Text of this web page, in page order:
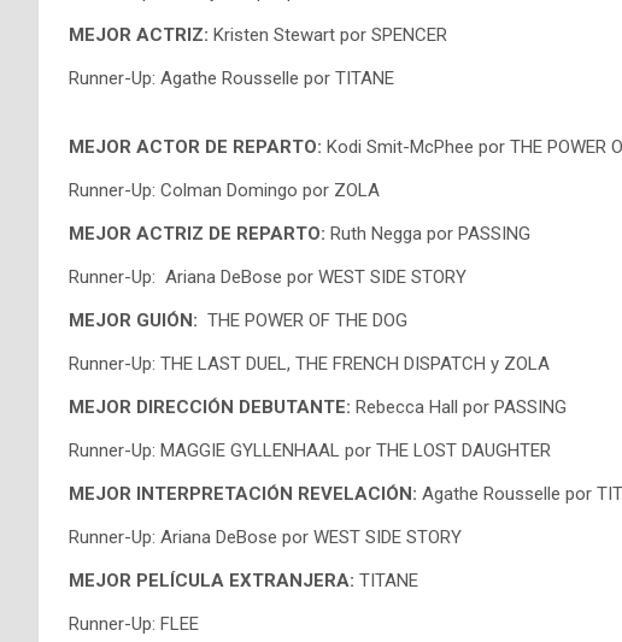
MEJOR ACTRIZ: Kristen Stewart por SPENCER
Runner-Up: Agathe Rousselle por TITANE
MEJOR ACTOR DE REPARTO: Kodi Smit-McPhee por THE POWER
Runner-Up: Colman Domingo por ZOLA
MEJOR ACTRIZ DE REPARTO: Ruth Negga por PASSING
​Runner-Up: Ariana DeBose por WEST SIDE STORY
MEJOR GUIÓN: THE POWER OF THE DOG
Runner-Up: THE LAST DUEL, THE FRENCH DISPATCH y ZOLA
MEJOR DIRECCIÓN DEBUTANTE: Rebecca Hall por PASSING
Runner-Up: MAGGIE GYLLENHAAL por THE LOST DAUGHTER
MEJOR INTERPRETACIÓN REVELACIÓN: Agathe Rousselle por
Runner-Up: Ariana DeBose por WEST SIDE STORY
MEJOR PELÍCULA EXTRANJERA: TITANE
Runner-Up: FLEE